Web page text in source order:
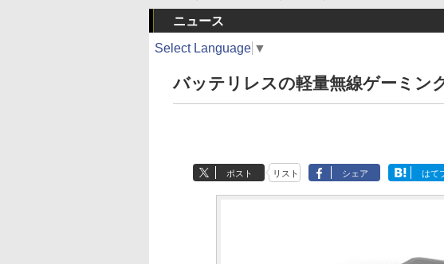
ニュース
Select Language ▼
バッテリレスの軽量無線ゲーミン
ポスト リスト シェア はて